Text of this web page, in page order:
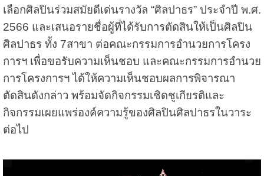
เลือกศิลปินร่วมสมัยดีเด่นรางวัล “ศิลปาธร” ประจำปี พ.ศ.
2566 และเสนอรายชื่อผู้ที่ได้รับการตัดสินให้เป็นศิลปิน
ศิลปาธร ทั้ง 7สาขา ต่อคณะกรรมการอำนวยการโครง
การฯ เพื่อขอรับความเห็นชอบ และคณะกรรมการอำนวย
การโครงการฯ ได้ให้ความเห็นชอบผลการพิจารณา
ตัดสินดังกล่าว พร้อมจัดกิจกรรมเชิดชูเกียรติและ
กิจกรรมเผยแพร่องค์ความรู้ของศิลปินศิลปาธรในวาระ
ต่อไป